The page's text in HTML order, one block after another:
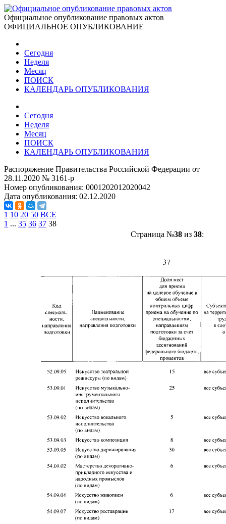
Официальное опубликование правовых актов
ОФИЦИАЛЬНОЕ ОПУБЛИКОВАНИЕ
Сегодня
Неделя
Месяц
ПОИСК
КАЛЕНДАРЬ ОПУБЛИКОВАНИЯ
Сегодня
Неделя
Месяц
ПОИСК
КАЛЕНДАРЬ ОПУБЛИКОВАНИЯ
Распоряжение Правительства Российской Федерации от
28.11.2020 № 3161-р
Номер опубликования: 0001202012020042
Дата опубликования: 02.12.2020
1 10 20 50 ВСЕ
1 ... 35 36 37 38
Страница №38из 38: